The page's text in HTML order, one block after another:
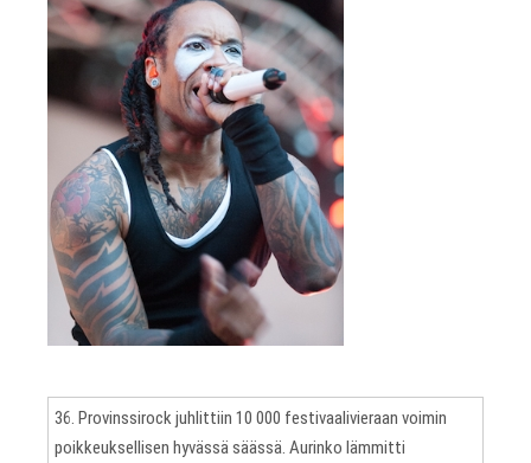
36. Provinssirock juhlittiin 10 000 festivaalivieraan voimin
poikkeuksellisen hyvässä säässä. Aurinko lämmitti